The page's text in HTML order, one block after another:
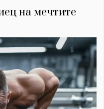
на мечтите